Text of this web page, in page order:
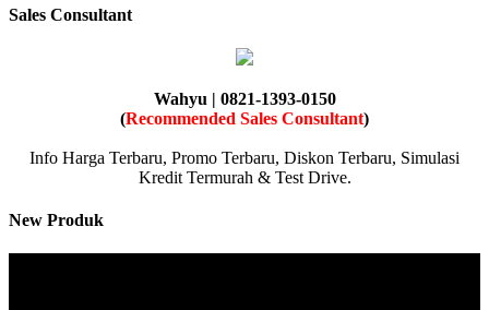
Sales Consultant
Wahyu | 0821-1393-0150
(Recommended Sales Consultant)
Info Harga Terbaru, Promo Terbaru, Diskon Terbaru, Simulasi
Kredit Termurah & Test Drive.
New Produk